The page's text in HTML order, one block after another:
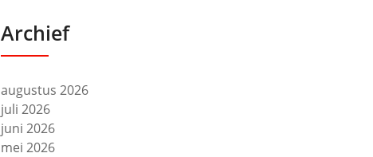
Archief
augustus 2026
juli 2026
juni 2026
mei 2026